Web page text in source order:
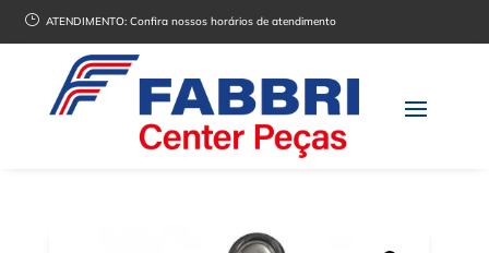
} ATENDIMENTO:Confira nossos horários de atendimento